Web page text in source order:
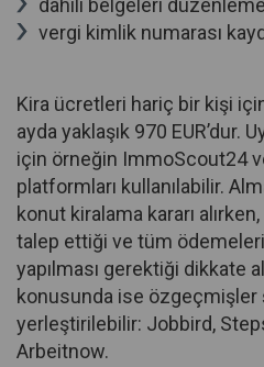
dahili belgeleri
vergi kimlik numarası
Kira ücretleri hariç bir kişi
ayda yaklaşık 970 EUR’dur.
için örneğin ImmoScout24
platformları kullanılabilir.
konut kiralama kararı
talep ettiği ve tüm
yapılması gerektiği dikkate
konusunda ise
yerleştirilebilir: Jobbird,
Arbeitnow.